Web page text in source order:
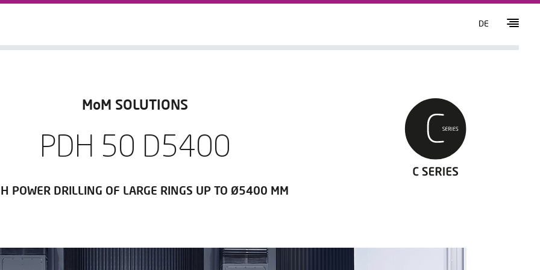
DE
MoM SOLUTIONS
PDH 50 D5400
POWER DRILLING OF LARGE RINGS UP TO Ø5400 MM